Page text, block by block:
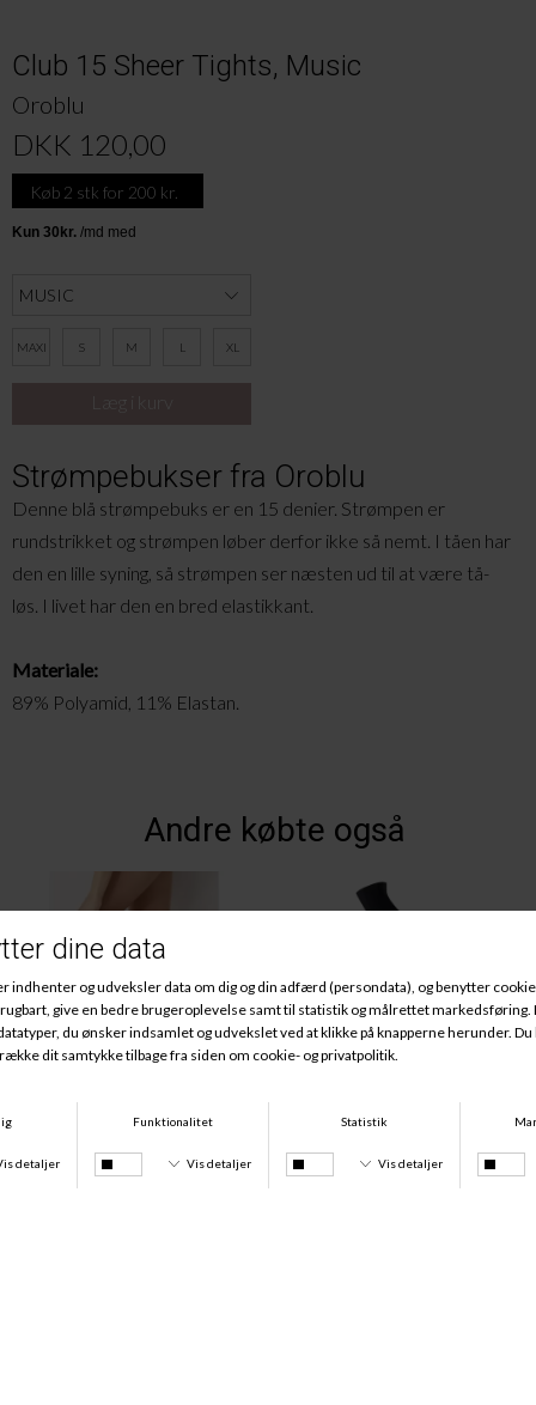
Club 15 Sheer Tights, Music
Oroblu
DKK 120,00
Køb 2 stk for 200 kr.
MAXI S M L XL
Strømpebukser fra Oroblu
Denne blå strømpebuks er en 15 denier. Strømpen er
rundstrikket og strømpen løber derfor ikke så nemt. I tåen har
den en lille syning, så strømpen ser næsten ud til at være tå-
løs. I livet har den en bred elastikkant.
Materiale:
89% Polyamid, 11% Elastan.
Andre købte også
DKK 169,00
Demi Bas Opaque 50, Black